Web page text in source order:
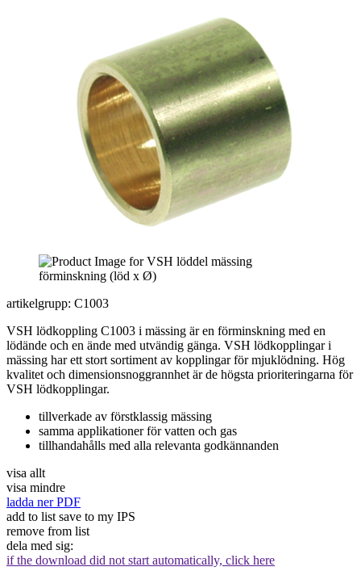
artikelgrupp: C1003
VSH lödkoppling C1003 i mässing är en förminskning med en
lödände och en ände med utvändig gänga. VSH lödkopplingar i
mässing har ett stort sortiment av kopplingar för mjuklödning. Hög
kvalitet och dimensionsnoggrannhet är de högsta prioriteringarna för
VSH lödkopplingar.
tillverkade av förstklassig mässing
samma applikationer för vatten och gas
tillhandahålls med alla relevanta godkännanden
visa allt
visa mindre
ladda ner PDF
add to list save to my IPS
remove from list
dela med sig:
if the download did not start automatically, click here